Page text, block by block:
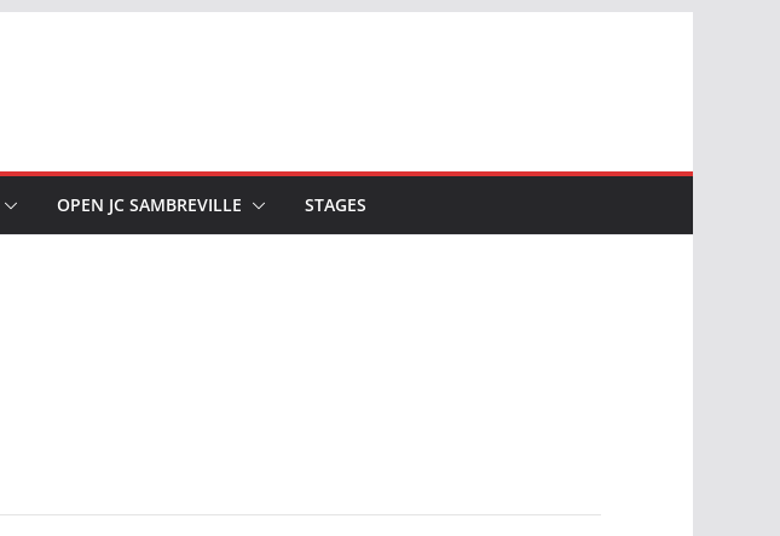
OPEN JC SAMBREVILLE STAGES